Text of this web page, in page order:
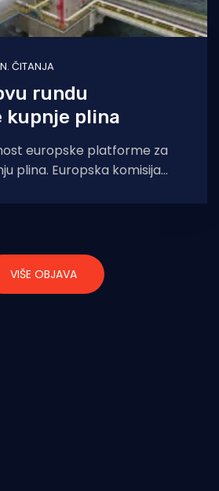
ČITANJA
rundu
kupnje plina
europske platforme za
komisija
VIŠE OBJAVA